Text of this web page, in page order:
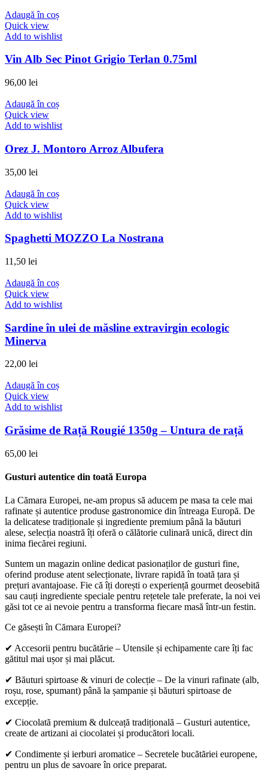
Adaugă în coș
Quick view
Add to wishlist
Vin Alb Sec Pinot Grigio Terlan 0.75ml
96,00 lei
Adaugă în coș
Quick view
Add to wishlist
Orez J. Montoro Arroz Albufera
35,00 lei
Adaugă în coș
Quick view
Add to wishlist
Spaghetti MOZZO La Nostrana
11,50 lei
Adaugă în coș
Quick view
Add to wishlist
Sardine în ulei de măsline extravirgin ecologic
Minerva
22,00 lei
Adaugă în coș
Quick view
Add to wishlist
Grăsime de Rață Rougié 1350g – Untura de rață
65,00 lei
Gusturi autentice din toată Europa​
La Cămara Europei, ne-am propus să aducem pe masa ta cele mai
rafinate și autentice produse gastronomice din întreaga Europă. De
la delicatese tradiționale și ingrediente premium până la băuturi
alese, selecția noastră îți oferă o călătorie culinară unică, direct din
inima fiecărei regiuni.
Suntem un magazin online dedicat pasionaților de gusturi fine,
oferind produse atent selecționate, livrare rapidă în toată țara și
prețuri avantajoase. Fie că îți dorești o experiență gourmet deosebită
sau cauți ingrediente speciale pentru rețetele tale preferate, la noi vei
găsi tot ce ai nevoie pentru a transforma fiecare masă într-un festin.
Ce găsești în Cămara Europei?
✔ Accesorii pentru bucătărie – Utensile și echipamente care îți fac
gătitul mai ușor și mai plăcut.
✔ Băuturi spirtoase & vinuri de colecție – De la vinuri rafinate (alb,
roșu, rose, spumant) până la șampanie și băuturi spirtoase de
excepție.
✔ Ciocolată premium & dulceață tradițională – Gusturi autentice,
create de artizani ai ciocolatei și producători locali.
✔ Condimente și ierburi aromatice – Secretele bucătăriei europene,
pentru un plus de savoare în orice preparat.